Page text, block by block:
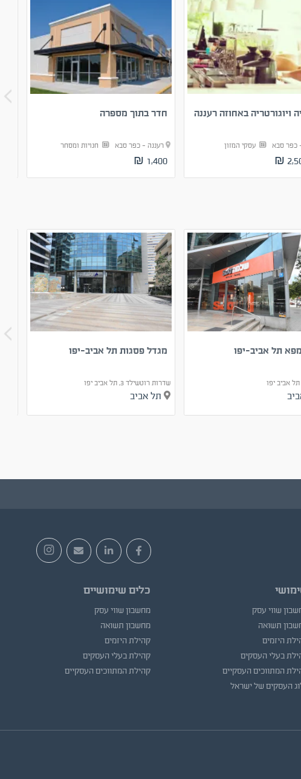
ויוגורטריה באחוזה רעננה
- כפר סבא עסקי המזון
חדר בתוך מספרה
רעננה - כפר סבא חנויות ומסחר
1,400 ₪
תל אביב-יפו מגדל פסגות תל אביב-יפו
שדרות רוטשילד 3, תל אביב יפו
תל אביב
שווי עסק
תשואה
היזמים
בעלי העסקים
המתווכים העסקיים
העסקים של ישראל
כלים שימושיים
מחשבון שווי עסק
מחשבון תשואה
קהילת היזמים
קהילת בעלי העסקים
קהילת המתווכים העסקיים